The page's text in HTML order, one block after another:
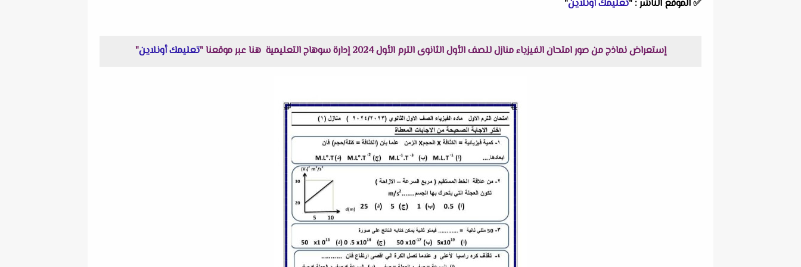
✅الموقع الناشر : "تعليمك أونلاين"
إستعراض نماذج من صور امتحان الفيزياء منازل للصف الأول الثانوى الترم الأول 2024 إدارة سوهاج التعليمية هنا عبر موقعنا " تعليمك أونلاين"